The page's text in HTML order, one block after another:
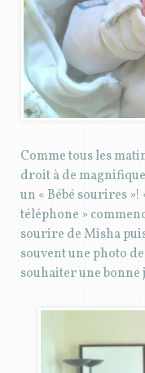
Comme tous les
droit à de
un « Bébé sourires »!
téléphone »
sourire de Misha
souvent une photo
souhaiter une bonne